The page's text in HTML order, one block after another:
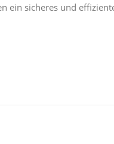
ein sicheres und